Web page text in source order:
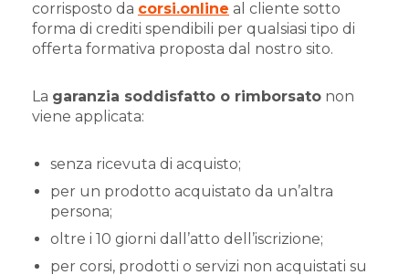
corrisposto da corsi.online al cliente sotto
forma di crediti spendibili per qualsiasi tipo di
offerta formativa proposta dal nostro sito.
La garanzia soddisfatto o rimborsato non
viene applicata:
senza ricevuta di acquisto;
per un prodotto acquistato da un’altra
persona;
oltre i 10 giorni dall’atto dell’iscrizione;
per corsi, prodotti o servizi non acquistati su